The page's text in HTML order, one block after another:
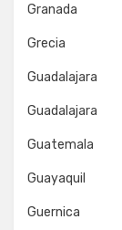
Granada
Grecia
Guadalajara
Guadalajara
Guatemala
Guayaquil
Guernica